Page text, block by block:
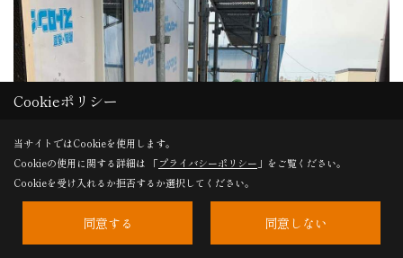
Cookieポリシー
当サイトではCookieを使用します。
Cookieの使用に関する詳細は 「プライバシーポリシー 」をご覧ください。
Cookieを受け入れるか拒否するか選択してください。
同意する 同意しない